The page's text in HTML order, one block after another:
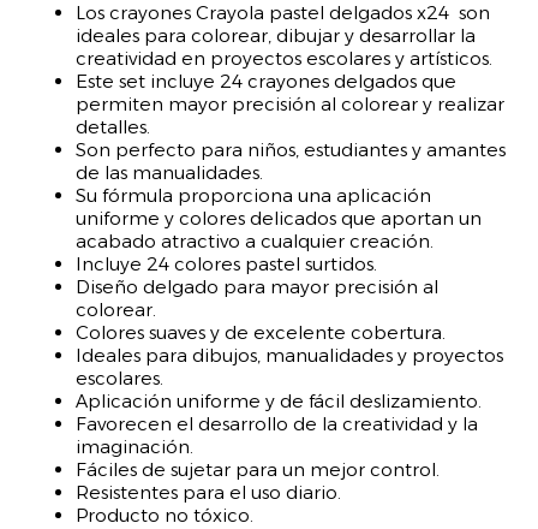
Los crayones Crayola pastel delgados x24 son
ideales para colorear, dibujar y desarrollar la
creatividad en proyectos escolares y artísticos.
Este set incluye 24 crayones delgados que
permiten mayor precisión al colorear y realizar
detalles.
Son perfecto para niños, estudiantes y amantes
de las manualidades.
Su fórmula proporciona una aplicación
uniforme y colores delicados que aportan un
acabado atractivo a cualquier creación.
Incluye 24 colores pastel surtidos.
Diseño delgado para mayor precisión al
colorear.
Colores suaves y de excelente cobertura.
Ideales para dibujos, manualidades y proyectos
escolares.
Aplicación uniforme y de fácil deslizamiento.
Favorecen el desarrollo de la creatividad y la
imaginación.
Fáciles de sujetar para un mejor control.
Resistentes para el uso diario.
Producto no tóxico.